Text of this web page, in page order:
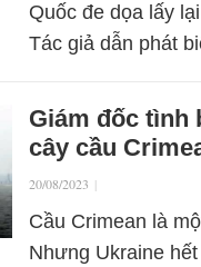
Quốc đe dọa lấy
Tác giả dẫn phát
Giám đốc tình
cây cầu
20/08/2023 |
Cầu Crimean là
Nhưng Ukraine